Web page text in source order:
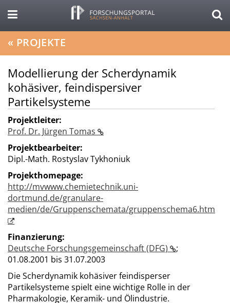
« PROJEKTE
Modellierung der Scherdynamik
kohäsiver, feindispersiver
Partikelsysteme
Projektleiter:
Prof. Dr. Jürgen Tomas
Projektbearbeiter:
Dipl.-Math. Rostyslav Tykhoniuk
Projekthomepage:
http://mvwww.chemietechnik.uni-
dortmund.de/granulare-
medien/de/Gruppenschemata/gruppenschema6.htm
Finanzierung:
Deutsche Forschungsgemeinschaft (DFG)
;
01.08.2001 bis 31.07.2003
Die Scherdynamik kohäsiver feindisperser
Partikelsysteme spielt eine wichtige Rolle in der
Pharmakologie, Keramik- und Ölindustrie.